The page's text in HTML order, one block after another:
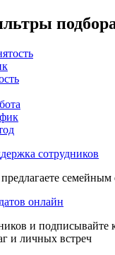
сотрудников
семейным
онлайн
и подписывайте
и личных встреч